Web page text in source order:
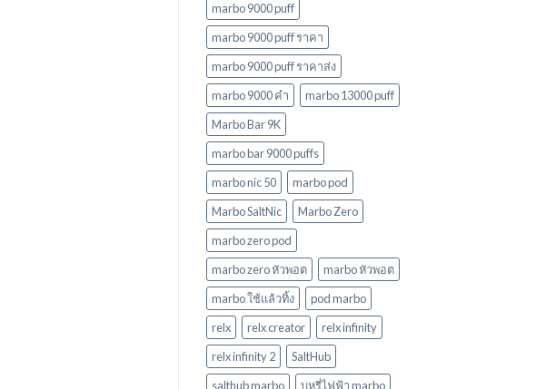
marbo 9000 puff
marbo 9000 puff ราคา
marbo 9000 puff ราคาส่ง
marbo 9000 คํา
marbo 13000 puff
Marbo Bar 9K
marbo bar 9000 puffs
marbo nic 50
marbo pod
Marbo SaltNic
Marbo Zero
marbo zero pod
marbo zero หัวพอต
marbo หัวพอต
marbo ใช้แล้วทิ้ง
pod marbo
relx
relx creator
relx infinity
relx infinity 2
SaltHub
salthub marbo
บุหรี่ไฟฟ้า marbo